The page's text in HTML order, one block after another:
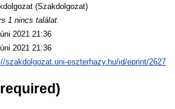
(Szakdolgozat)
1 nincs találat.
2021 21:36
2021 21:36
szakdolgozat.uni-eszterhazy.hu/id/eprint/2627